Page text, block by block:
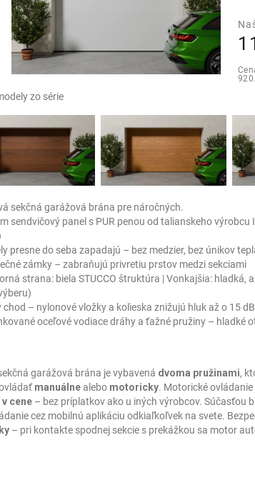
zo série
sekčná garážová brána pre náročných.
sendvičový panel s PUR penou od talianskeho výrobcu
presne do seba zapadajú – bez medzier, bez únikov
zámky – zabraňujú privretiu prstov medzi sekciami
strana: biela STUCCO štruktúra | Vonkajšia: hladká,
– nylonové vložky a kolieska znižujú hluk až o 15 dB
oceľové vodiace dráhy a ťažné pružiny – hladké
garážová brána je vybavená dvoma pružinami,
manuálnealebo motoricky. Motorické
v cene – bez príplatkov ako u iných výrobcov. Súčasťou
cez mobilnú aplikáciu odkiaľkoľvek na svete.
– pri kontakte spodnej sekcie s prekážkou sa motor